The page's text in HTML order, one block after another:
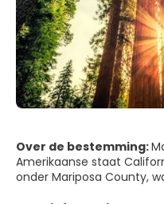
Over de bestemming:
Amerikaanse staat
onder Mariposa County,